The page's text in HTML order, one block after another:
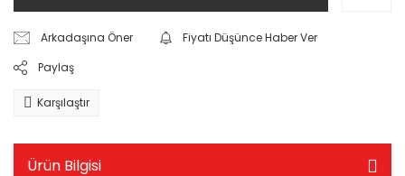
Arkadaşına Öner
Fiyatı Düşünce Haber Ver
Paylaş
Karşılaştır
Ürün Bilgisi